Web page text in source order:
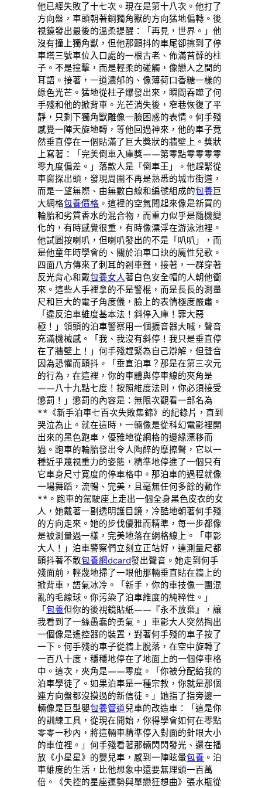
他已經失敗了十七次。現在是第十八次。他打了
方向盤，車頭朝著銅獨角獸的方向猛地偏轉。後
視鏡發出最後的溫柔提醒：「再見，世界。」他
沒有撞上獨角獸，但他那顫抖的車尾卻擦到了停
車塔三號車位入口處的一根古老、佈滿苔蘚的柱
子。不是撞擊，而是輕柔的碰觸，像戀人之間的
耳語。接著，一道濃郁的、像薄荷口香糖一樣的
綠色光芒。猛地從柱子爆發出來，瞬間吞噬了何
手殘和他的掀背車。光芒消失後，窄巷恢復了平
靜，只剩下獨角獸雕像一臉困惑的表情。何手殘
感覺一陣天旋地轉，等他回過神來，他的車子竟
然垂直停在一個貼滿了巨大獎狀的牆壁上。獎狀
上寫著：「完美倒車入庫獎——第零點零零零零
零九度偏差。」落款人是「倒車王」。他趕緊從
車窗探出頭，發現周圍不再是熟悉的城市街道，
而是一望無際、由無數白線和編號組成的包養巨
大網格包養價格 。這裡的空氣聞起來像是新買的
輪胎和劣質香水的混合物，而重力似乎是隨機變
化的，有時感覺很重，有時像漂浮在游泳池裡。
他試圖按喇叭，但喇叭發出的不是「叭叭」，而
是他童年時學會的、關於泊車口訣的魔性兒歌。
四面八方傳來了刺耳的剎車聲，接著，一群穿著
反光背心和戴包養女人著白色安全帽的人朝他衝
來。這些人手裡拿的不是警棍，而是長長的測量
尺和巨大的電子角度儀，臉上的表情極度嚴肅。
「違反泊車維度基本法！斜停入庫！罪大惡
極！」領頭的泊車警察用一個擴音器大喊，聲音
充滿機械感。「我、我沒有斜停！我只是垂直停
在了牆壁上！」何手殘趕緊為自己辯解，但聲音
因為恐懼而顫抖。「垂直泊車？那是在第三次元
的行為，在這裡，你的車體與停車線的夾角是
——八十九點七度！按照維度法則，你必須接受
懲罰！」懲罰的內容是：無限次觀看一部名為
**《新手泊車七百次失敗集錦》的紀錄片，直到
哭泣為止。就在這時，一輛像是從科幻電影裡開
出來的黑色跑車，優雅地從網格的邊緣漂移而
過。跑車的輪胎發出令人陶醉的摩擦聲，它以一
種近乎蔑視重力的姿態，精準地停進了一個只有
它車身尺寸寬度的停車格中。那泊車的過程就像
一場舞蹈，流暢、完美，且毫無任何多餘的動作
**。跑車的駕駛座上走出一個全身黑色皮衣的女
人，她戴著一副透明護目鏡，冷酷地朝著何手殘
的方向走來。她的步伐優雅而精準，每一步都像
是被測量過一樣，完美地落在網格線上。「車影
大人！」泊車警察們立刻立正站好，連測量尺都
顫抖著不敢包養網dcard發出聲音。她走到何手
殘面前，輕蔑地掃了一眼他那輛垂直貼在牆上的
掀背車，語氣冰冷。「新手，你的車技像一團混
亂的毛線球。你污染了泊車維度的純粹性。」
「包養但你的後視鏡貼紙——『永不放棄』，讓
我看到了一絲愚蠢的勇氣。」車影大人突然掏出
一個像是遙控器的裝置，對著何手殘的車子按了
一下。何手殘的車子從牆上脫落，在空中旋轉了
一百八十度，穩穩地停在了地面上的一個停車格
中。這次，夾角是——零度。「你被分配給我的
泊車學徒了。如果泊車是一種宗教，你就是那個
連方向盤都沒摸過的新信徒。」她指了指旁邊一
輛像是巨型嬰包養管道兒車的改造車：「這是你
的訓練工具，從現在開始，你得學會如何在零點
零零一秒內，將這輛車精準停入對面的針眼大小
的車位裡。」何手殘看著那輛閃閃發光、還在播
放《小星星》的嬰兒車，感到一陣眩暈包養 。泊
車維度的生活，比他想象中還要無理頭一百萬
倍。《失控的星座運勢與單戀狂想曲》張水瓶從